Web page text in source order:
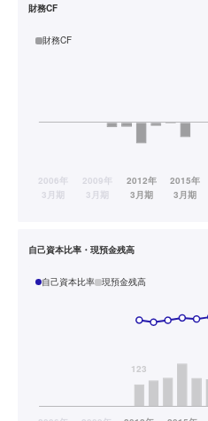
財務CF
財務CF
自己資本比率・現預金残高
自己資本比率 現預金残高